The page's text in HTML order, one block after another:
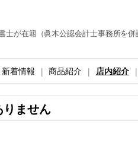
が在籍（眞木公認会計士事務所を
新着情報 商品紹介 店内紹介
ません